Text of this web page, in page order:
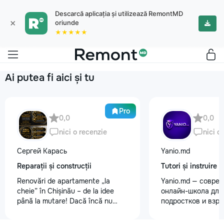
×
Descarcă aplicația și utilizează RemontMD
oriunde
★★★★★
Ai putea fi aici și tu
Pro
0,0
nici o recenzie
Сергей Карась
Reparații și construcții
Renovări de apartamente „la
cheie” în Chișinău – de la idee
până la mutare! Dacă încă nu
0,0
nici o
Yanio.md
Tutori și instruire
Yanio.md —
онлайн-школа для
подростков и